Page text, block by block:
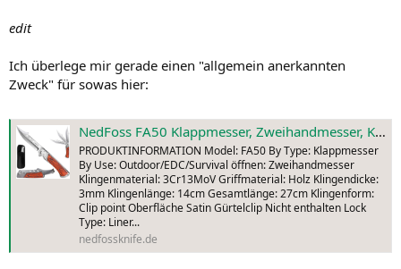
edit
Ich überlege mir gerade einen "allgemein anerkannten
Zweck" für sowas hier:
NedFoss FA50 Klappmesser, Zweihandmesser, Klapp Jagdmesser mit Rosenho
PRODUKTINFORMATION Model: FA50 By Type: Klappmesser
By Use: Outdoor/EDC/Survival öffnen: Zweihandmesser
Klingenmaterial: 3Cr13MoV Griffmaterial: Holz Klingendicke:
3mm Klingenlänge: 14cm Gesamtlänge: 27cm Klingenform:
Clip point Oberfläche Satin Gürtelclip Nicht enthalten Lock
Type: Liner...
nedfossknife.de